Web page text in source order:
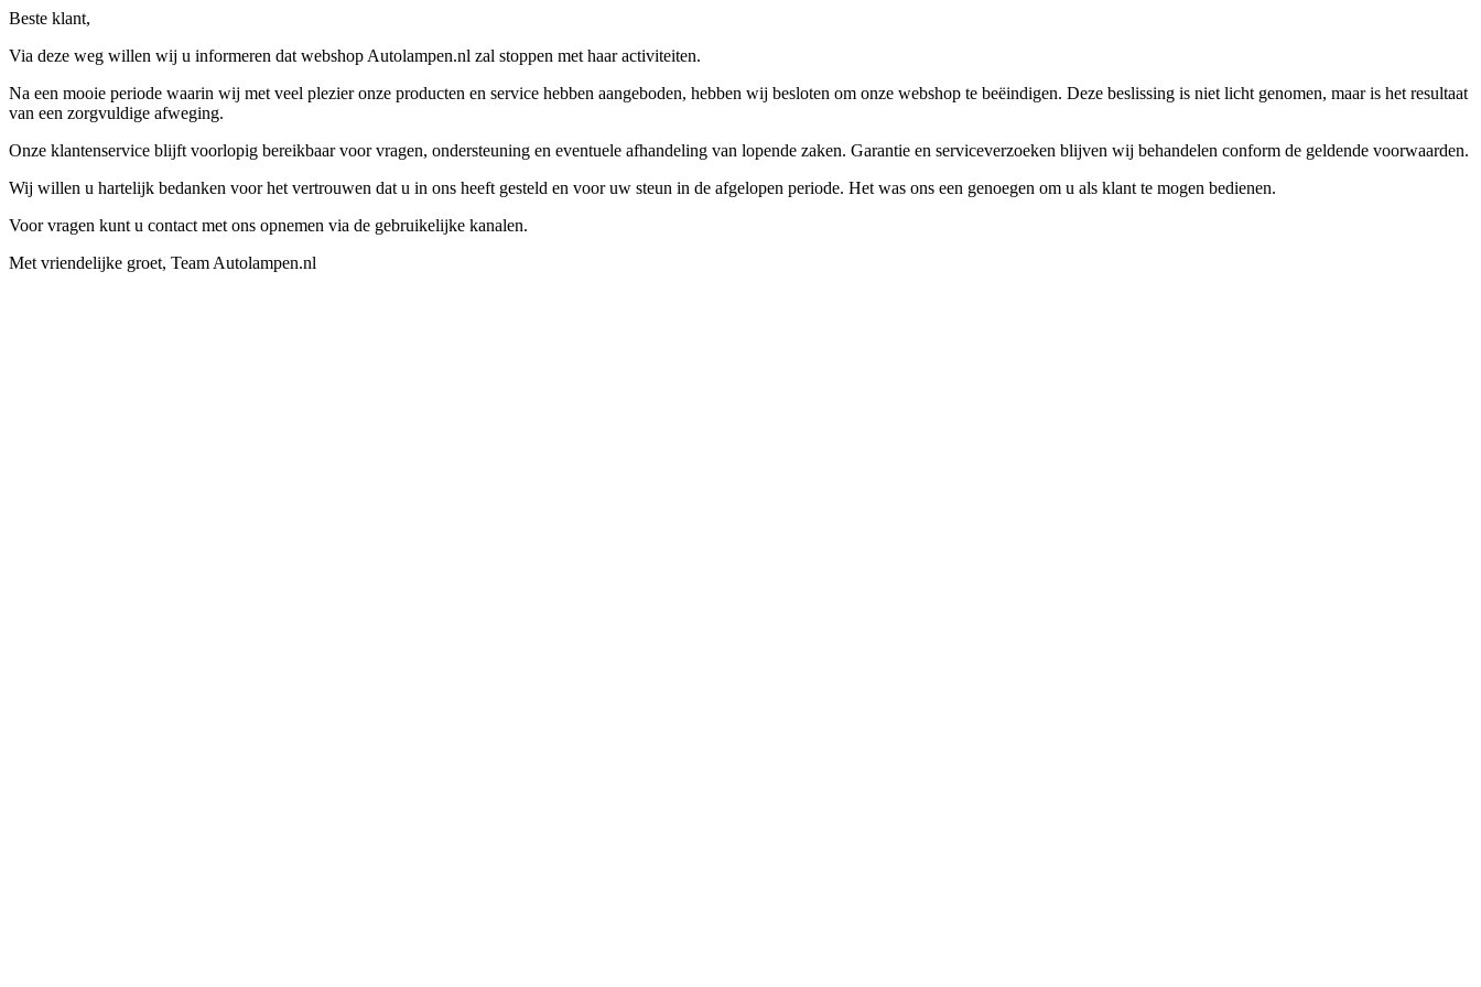
Beste klant,
Via deze weg willen wij u informeren dat webshop Autolampen.nl zal stoppen met haar activiteiten.
Na een mooie periode waarin wij met veel plezier onze producten en service hebben aangeboden, hebben wij besloten om onze webshop te beëindigen. Deze beslissing is niet licht genomen, maar is het resultaat
van een zorgvuldige afweging.
Onze klantenservice blijft voorlopig bereikbaar voor vragen, ondersteuning en eventuele afhandeling van lopende zaken. Garantie en serviceverzoeken blijven wij behandelen conform de geldende voorwaarden.
Wij willen u hartelijk bedanken voor het vertrouwen dat u in ons heeft gesteld en voor uw steun in de afgelopen periode. Het was ons een genoegen om u als klant te mogen bedienen.
Voor vragen kunt u contact met ons opnemen via de gebruikelijke kanalen.
Met vriendelijke groet, Team Autolampen.nl